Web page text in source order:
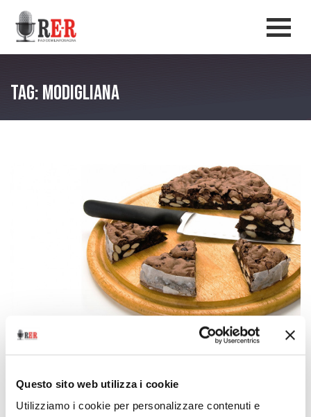
Questo sito web utilizza i cookie
Utilizziamo i cookie per personalizzare contenuti e
Salta al contenuto principale
Tag: Modigliana
Archivio / Prodotti tipici e sagre
5 novembre 2014